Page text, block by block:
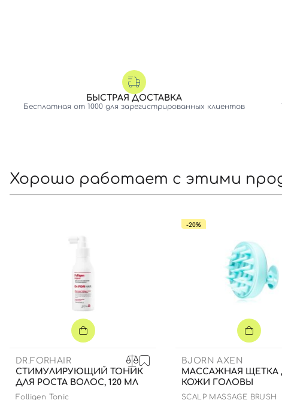
БЫСТРАЯ ДОСТАВКА
Бесплатная от 1000 для зарегистрированных клиентов
Хорошо работает с этими
DR.FORHAIR
СТИМУЛИРУЮЩИЙ ТОНИК
ДЛЯ РОСТА ВОЛОС, 120 МЛ
Folligen Tonic
-20%
BJORN AXEN
МАССАЖНАЯ ЩЕТКА
КОЖИ ГОЛОВЫ
SCALP MASSAGE BRUSH